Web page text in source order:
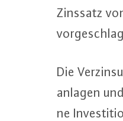
Zinssatz
Die
an­la­gen
ne